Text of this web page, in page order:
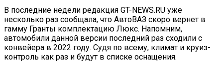
В последние недели редакция GT-NEWS.RU уже
несколько раз сообщала, что АвтоВАЗ скоро вернет в
гамму Гранты комплектацию Люкс. Напомним,
автомобили данной версии последний раз сходили с
конвейера в 2022 году. Судя по всему, климат и круиз-
контроль как раз и будут в списке оснащения.